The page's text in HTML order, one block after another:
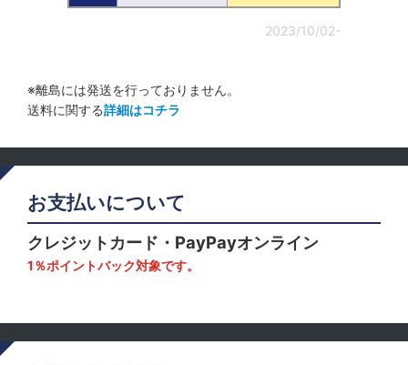
2023/10/02-
※離島には発送を行っておりません。
送料に関する詳細はコチラ
お支払いについて
クレジットカード・PayPayオンライン
1％ポイントバック対象です。